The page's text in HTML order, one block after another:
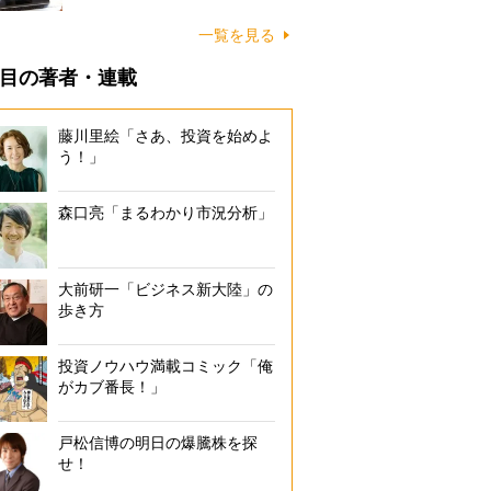
一覧を見る
の著者・連載
藤川里絵「さあ、投資を始めよ
う！」
森口亮「まるわかり市況分析」
大前研一「ビジネス新大陸」の
歩き方
投資ノウハウ満載コミック「俺
がカブ番長！」
戸松信博の明日の爆騰株を探
せ！